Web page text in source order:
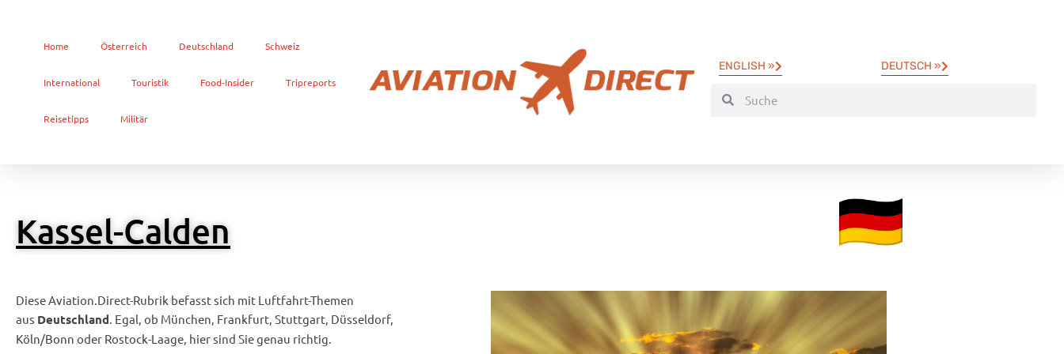
Home Österreich Deutschland Schweiz
International Touristik Food-Insider Tripreports
Reisetipps Militär
ENGLISH » DEUTSCH »
Kassel-Calden
Diese Aviation.Direct-Rubrik befasst sich mit Luftfahrt-Themen
aus Deutschland. Egal, ob München, Frankfurt, Stuttgart, Düsseldorf,
Köln/Bonn oder Rostock-Laage, hier sind Sie genau richtig.